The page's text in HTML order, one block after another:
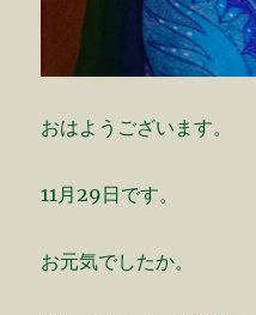
おはようございます。
11月29日です。
お元気でしたか。